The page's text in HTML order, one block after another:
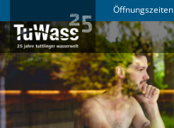
Öffnungszeiten